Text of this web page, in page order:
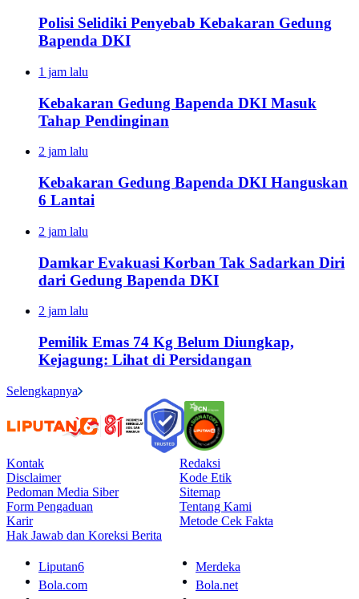
Polisi Selidiki Penyebab Kebakaran Gedung
Bapenda DKI
1 jam lalu
Kebakaran Gedung Bapenda DKI Masuk
Tahap Pendinginan
2 jam lalu
Kebakaran Gedung Bapenda DKI Hanguskan
6 Lantai
2 jam lalu
Damkar Evakuasi Korban Tak Sadarkan Diri
dari Gedung Bapenda DKI
2 jam lalu
Pemilik Emas 74 Kg Belum Diungkap,
Kejagung: Lihat di Persidangan
Selengkapnya
Kontak
Redaksi
Disclaimer
Kode Etik
Pedoman Media Siber
Sitemap
Form Pengaduan
Tentang Kami
Karir
Metode Cek Fakta
Hak Jawab dan Koreksi Berita
Liputan6
Merdeka
Bola.com
Bola.net